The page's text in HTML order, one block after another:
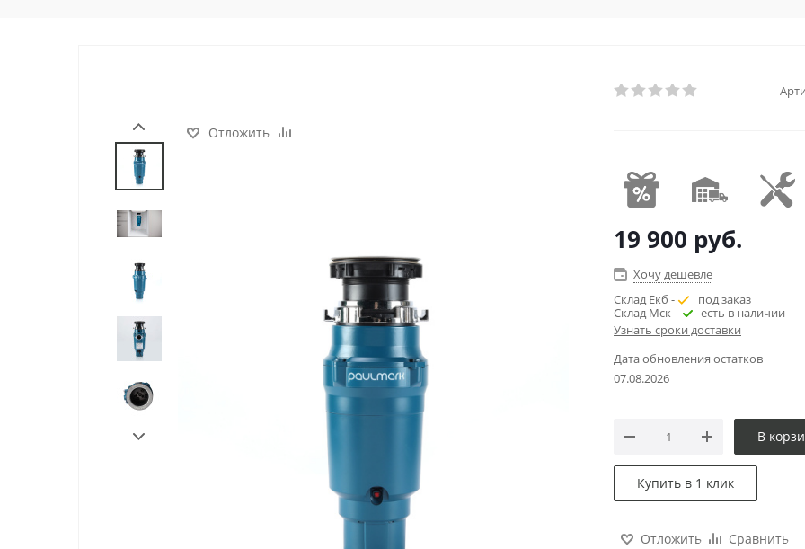
Отложить
19 900 руб.
Хочу дешевле
Склад Екб -
под заказ
Склад Мск -
есть в наличии
Узнать сроки доставки
Дата обновления остатков
07.08.2026
В
Купить в 1 клик
Отложить Сравнить